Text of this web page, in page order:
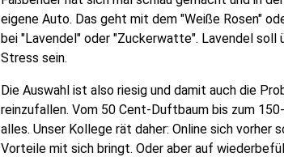
eigene Auto. Das geht mit dem "Weiße Rosen"
bei "Lavendel" oder "Zuckerwatte". Lavendel
Stress sein.
Die Auswahl ist also riesig und damit auch die
reinzufallen. Vom 50 Cent-Duftbaum bis zum
alles. Unser Kollege rät daher: Online sich
Vorteile mit sich bringt. Oder aber auf